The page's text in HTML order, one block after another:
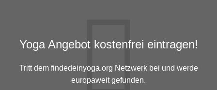
Yoga Angebot kostenfrei eintragen!
Tritt dem findedeinyoga.org Netzwerk bei und werde
europaweit gefunden.